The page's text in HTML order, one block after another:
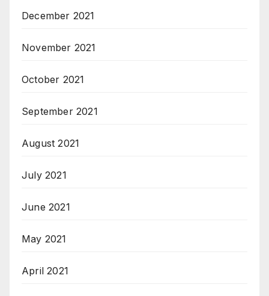
December 2021
November 2021
October 2021
September 2021
August 2021
July 2021
June 2021
May 2021
April 2021